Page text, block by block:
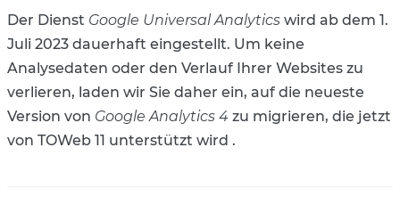
Der Dienst Google Universal Analytics wird ab dem 1.
Juli 2023 dauerhaft eingestellt. Um keine
Analysedaten oder den Verlauf Ihrer Websites zu
verlieren, laden wir Sie daher ein, auf die neueste
Version von Google Analytics 4 zu migrieren, die jetzt
von TOWeb 11 unterstützt wird .